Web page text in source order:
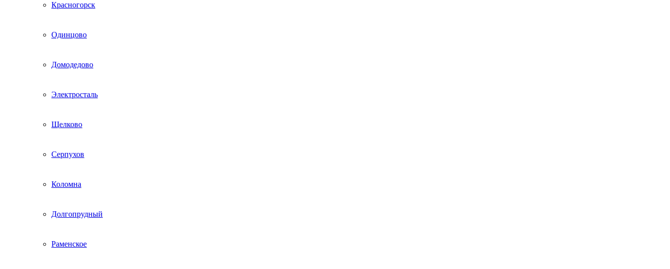
Красногорск
Одинцово
Домодедово
Электросталь
Щелково
Серпухов
Коломна
Долгопрудный
Раменское